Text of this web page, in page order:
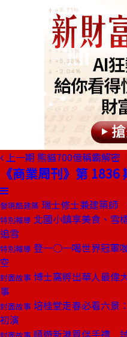
上一期 熊貓700億稱霸解密
《商業周刊》第 1836
發現酷建築 瑞士修士兼建築師
特別報導 北國小鎮享美食、
追雪
特別報導 登一○一喝世界冠軍
空
封面故事 博士窩孵出華人最偉
事
封面故事 培桂堂走春必看六景
初演
順遊新港買伴手禮